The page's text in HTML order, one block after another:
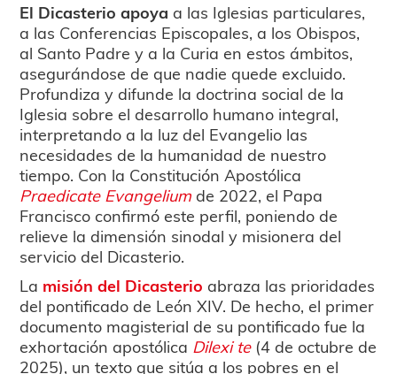
El Dicasterio apoya a las Iglesias particulares,
a las Conferencias Episcopales, a los Obispos,
al Santo Padre y a la Curia en estos ámbitos,
asegurándose de que nadie quede excluido.
Profundiza y difunde la doctrina social de la
Iglesia sobre el desarrollo humano integral,
interpretando a la luz del Evangelio las
necesidades de la humanidad de nuestro
tiempo. Con la Constitución Apostólica
Praedicate Evangelium de 2022, el Papa
Francisco confirmó este perfil, poniendo de
relieve la dimensión sinodal y misionera del
servicio del Dicasterio.
La misión del Dicasterio abraza las prioridades
del pontificado de León XIV. De hecho, el primer
documento magisterial de su pontificado fue la
exhortación apostólica Dilexi te(4 de octubre de
2025), un texto que sitúa a los pobres en el